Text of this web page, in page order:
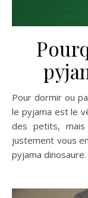
Pour dormir ou passer une journée cocooning à la maison,
le pyjama est le
des petits, mais
justement vous
pyjama dinosaure.